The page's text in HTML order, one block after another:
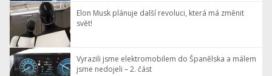
Elon Musk plánuje další revoluci, která má změnit
svět!
Vyrazili jsme elektromobilem do Španělska a málem
jsme nedojeli – 2. část